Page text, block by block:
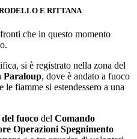
E RITTANA
che in questo momento
si è registrato nella zona del
Paraloup, dove è andato a fuoco
fiamme si estendessero a una
fuoco del Comando
Operazioni Spegnimento